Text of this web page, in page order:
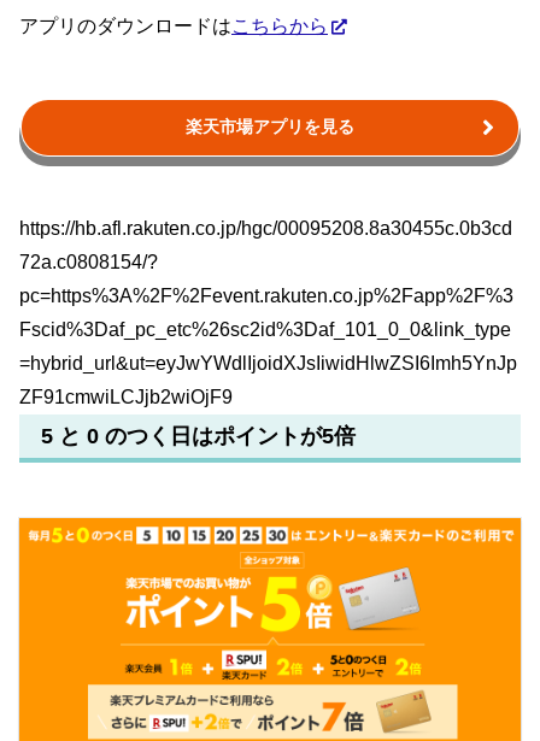
アプリのダウンロードはこちらから
楽天市場アプリを見る
https://hb.afl.rakuten.co.jp/hgc/00095208.8a30455c.0b3cd
72a.c0808154/?
pc=https%3A%2F%2Fevent.rakuten.co.jp%2Fapp%2F%3
Fscid%3Daf_pc_etc%26sc2id%3Daf_101_0_0&link_type
=hybrid_url&ut=eyJwYWdlIjoidXJsIiwidHlwZSI6Imh5YnJp
ZF91cmwiLCJjb2wiOjF9
5 と 0 のつく日はポイントが5倍